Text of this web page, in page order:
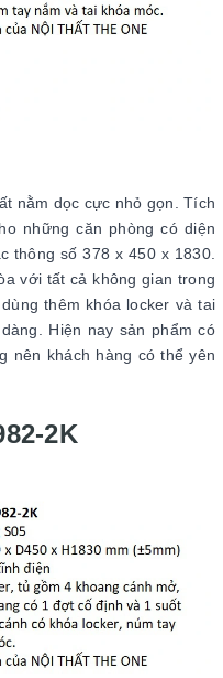
nằm dọc cực nhỏ gọn. Tích
những căn phòng có diện
thông số 378 x 450 x 1830.
với tất cả không gian trong
thêm khóa locker và tai
Hiện nay sản phẩm có
nên khách hàng có thể yên
2K